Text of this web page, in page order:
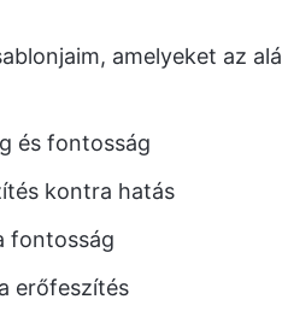
amelyeket az
és fontosság
kontra hatás
fontosság
erőfeszítés